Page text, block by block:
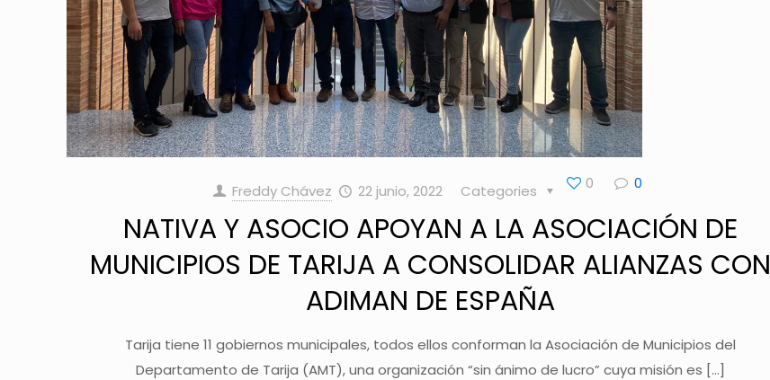
Freddy Chávez 22 junio, 2022 Categories 0 0
NATIVA Y ASOCIO APOYAN A LA ASOCIACIÓN DE
MUNICIPIOS DE TARIJA A CONSOLIDAR ALIANZAS CON
ADIMAN DE ESPAÑA
Tarija tiene 11 gobiernos municipales, todos ellos conforman la Asociación de Municipios del
Departamento de Tarija (AMT), una organización “sin ánimo de lucro” cuya misión es […]